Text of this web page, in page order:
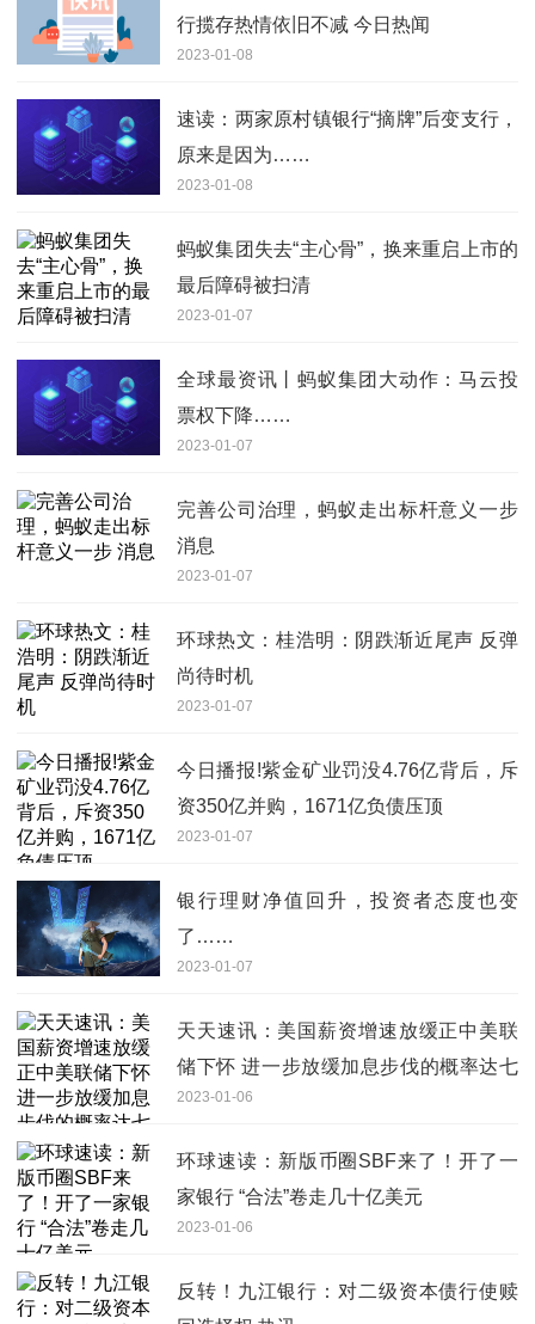
行揽存热情依旧不减 今日热闻
2023-01-08
速读：两家原村镇银行“摘牌”后变支行，
原来是因为……
2023-01-08
蚂蚁集团失去“主心骨”，换来重启上市的
最后障碍被扫清
2023-01-07
全球最资讯丨蚂蚁集团大动作：马云投
票权下降……
2023-01-07
完善公司治理，蚂蚁走出标杆意义一步
消息
2023-01-07
环球热文：桂浩明：阴跌渐近尾声 反弹
尚待时机
2023-01-07
今日播报!紫金矿业罚没4.76亿背后，斥
资350亿并购，1671亿负债压顶
2023-01-07
银行理财净值回升，投资者态度也变
了……
2023-01-07
天天速讯：美国薪资增速放缓正中美联
储下怀 进一步放缓加息步伐的概率达七
成
2023-01-06
环球速读：新版币圈SBF来了！开了一
家银行 “合法”卷走几十亿美元
2023-01-06
反转！九江银行：对二级资本债行使赎